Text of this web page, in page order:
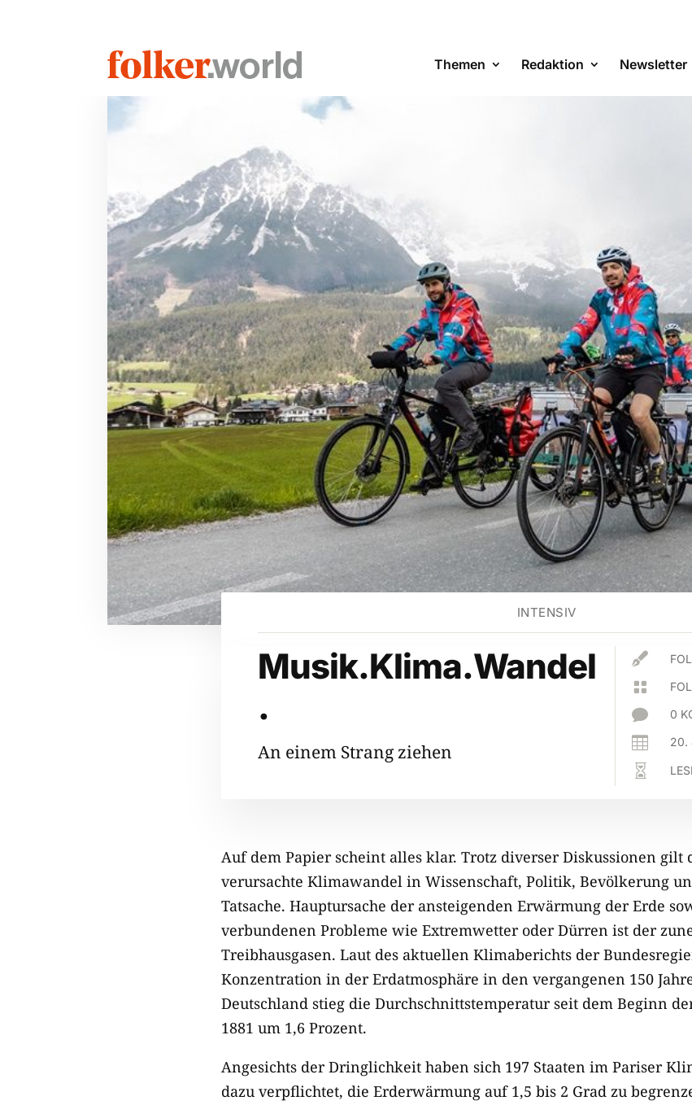
Themen Redaktion Newsletter
INTENSIV
Musik.Klima.Wandel
.
An einem Strang ziehen


 0
 20.

Auf dem Papier scheint alles klar. Trotz diverser Diskussionen gilt
verursachte Klimawandel in Wissenschaft, Politik, Bevölkerung
Tatsache. Hauptursache der ansteigenden Erwärmung der Erde
verbundenen Probleme wie Extremwetter oder Dürren ist der
Treibhausgasen. Laut des aktuellen Klimaberichts der
Konzentration in der Erdatmosphäre in den vergangenen 150
Deutschland stieg die Durchschnittstemperatur seit dem Beginn
1881 um 1,6 Prozent.
Angesichts der Dringlichkeit haben sich 197 Staaten im Pariser
dazu verpflichtet, die Erderwärmung auf 1,5 bis 2 Grad zu